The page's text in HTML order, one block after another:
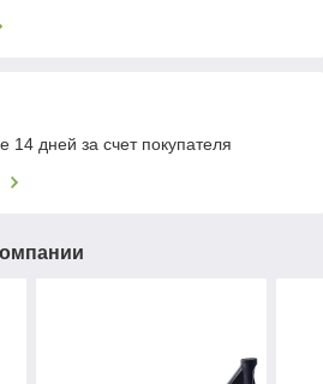
14 дней за счет покупателя